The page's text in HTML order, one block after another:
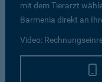
mit dem Tierarzt
Barmenia direkt an
Video: